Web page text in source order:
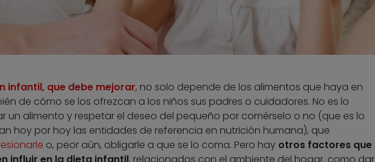
infantil, que debe mejorar, no solo depende de los alimentos que haya en
de cómo se los ofrezcan a los niños sus padres o cuidadores. No es lo
un alimento y respetar el deseo del pequeño por comérselo o no (que es lo
hoy por hoy las entidades de referencia en nutrición humana), que
o, peor aún, obligarle a que se lo coma. Pero hay otros factores que